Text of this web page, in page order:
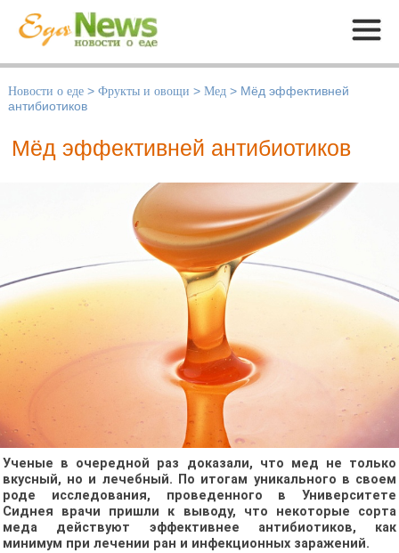
Меню
Новости о еде > Фрукты и овощи > Мед > Мёд эффективней
антибиотиков
Мёд эффективней антибиотиков
Ученые в очередной раз доказали, что мед не только
вкусный, но и лечебный. По итогам уникального в своем
роде исследования, проведенного в Университете
Сиднея врачи пришли к выводу, что некоторые сорта
меда действуют эффективнее антибиотиков, как
минимум при лечении ран и инфекционных заражений.